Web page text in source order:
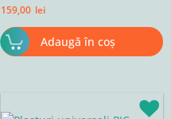
159,00 lei
Adaugă în coș